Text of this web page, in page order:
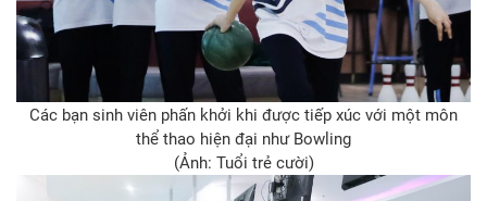
Các bạn sinh viên phấn khởi khi được tiếp xúc với một môn
thể thao hiện đại như Bowling
(Ảnh: Tuổi trẻ cười)